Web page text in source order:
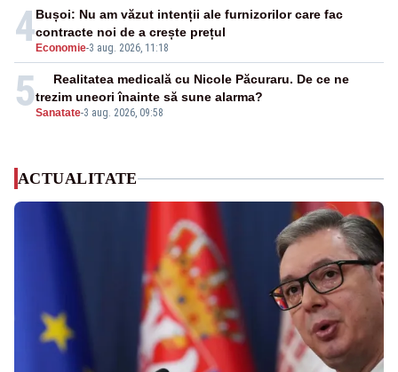
4 Economie-3 aug. 2026, 11:18
Bușoi: Nu am văzut intenții ale furnizorilor care fac
contracte noi de a crește prețul
5Sanatate-3 aug. 2026, 09:58
Realitatea medicală cu Nicole Păcuraru. De ce ne
trezim uneori înainte să sune alarma?
ACTUALITATE